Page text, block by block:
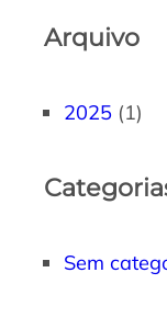
Arquivo
2025 (1)
Sem